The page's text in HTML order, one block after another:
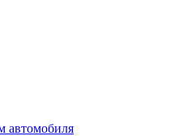
автомобиля